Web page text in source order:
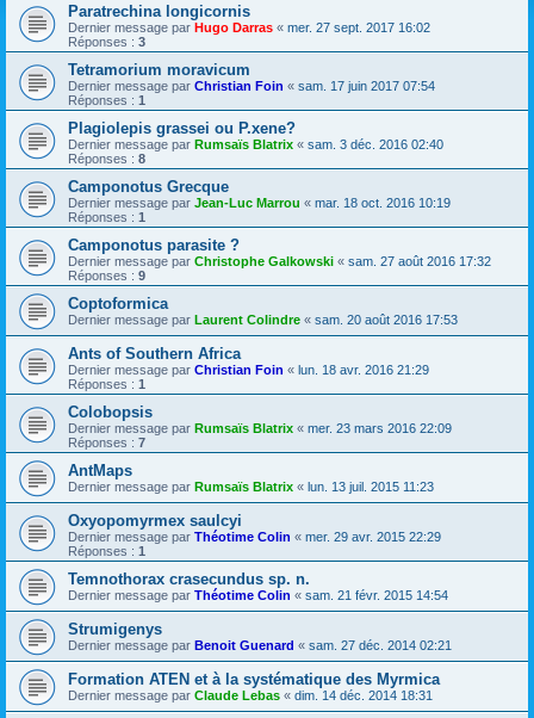
Paratrechina longicornis
Dernier message par Hugo Darras « mer. 27 sept. 2017 16:02
Réponses : 3
Tetramorium moravicum
Dernier message par Christian Foin « sam. 17 juin 2017 07:54
Réponses : 1
Plagiolepis grassei ou P.xene?
Dernier message par Rumsaïs Blatrix « sam. 3 déc. 2016 02:40
Réponses : 8
Camponotus Grecque
Dernier message par Jean-Luc Marrou « mar. 18 oct. 2016 10:19
Réponses : 1
Camponotus parasite ?
Dernier message par Christophe Galkowski « sam. 27 août 2016 17:32
Réponses : 9
Coptoformica
Dernier message par Laurent Colindre « sam. 20 août 2016 17:53
Ants of Southern Africa
Dernier message par Christian Foin « lun. 18 avr. 2016 21:29
Réponses : 1
Colobopsis
Dernier message par Rumsaïs Blatrix « mer. 23 mars 2016 22:09
Réponses : 7
AntMaps
Dernier message par Rumsaïs Blatrix « lun. 13 juil. 2015 11:23
Oxyopomyrmex saulcyi
Dernier message par Théotime Colin « mer. 29 avr. 2015 22:29
Réponses : 1
Temnothorax crasecundus sp. n.
Dernier message par Théotime Colin « sam. 21 févr. 2015 14:54
Strumigenys
Dernier message par Benoit Guenard « sam. 27 déc. 2014 02:21
Formation ATEN et à la systématique des Myrmica
Dernier message par Claude Lebas « dim. 14 déc. 2014 18:31